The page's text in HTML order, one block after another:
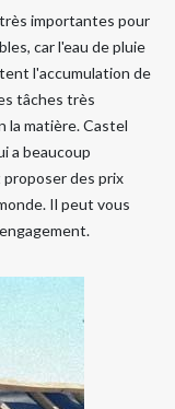
importantes pour
car l'eau de pluie
l'accumulation de
tâches très
la matière. Castel
a beaucoup
proposer des prix
Il peut vous